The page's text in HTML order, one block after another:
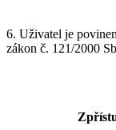
6. Uživatel je
zákon č. 121/2000